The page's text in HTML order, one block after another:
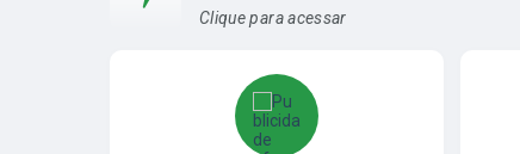
Clique para acessar